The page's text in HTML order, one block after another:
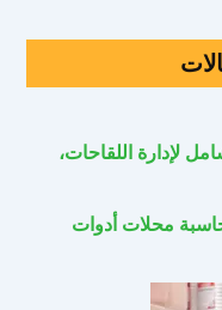
لإدارة اللقاحات،
محلات أدوات